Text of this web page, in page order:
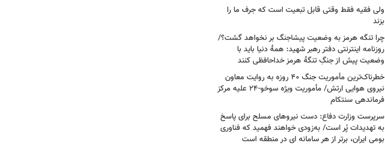
ولی فقیه فقط وقتی قابل تبعیت است که جرف ما را
بزند
چرا تنگه هرمز به وضعیت پیشاجنگ بر نخواهد گشت؟/
روزنامه اینترنتی دفتر رهبر شهید: همۀ دنیا باید با
وضعیت پیش از جنگِ تنگۀ هرمز خداحافظی کنند
خطرناک‌ترین مأموریت جنگ ۴۰ روزه به روایت معاون
نیروی هوایی ارتش/ مأموریت ویژه سوخو-۲۴ علیه مرکز
فرماندهی سنتکام
سرپرست وزارت دفاع: دست نیروهای مسلح برای پاسخ
به تهدیدات پُر است/ به‌زودی خواهند فهمید که فناوری
بومی ایران، برتر از هر سامانه ای در منطقه است